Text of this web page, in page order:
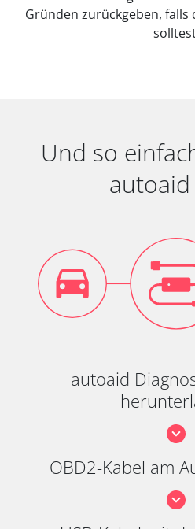
Gründen zurückgeben,
Und so
autoaid
autoaid
OBD2-Kabel am